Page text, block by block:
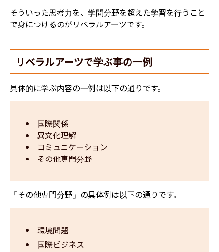
そういった思考力を、学問分野を超えた学習を行うこと
で身につけるのがリベラルアーツです。
リベラルアーツで学ぶ事の一例
具体的に学ぶ内容の一例は以下の通りです。
国際関係
異文化理解
コミュニケーション
その他専門分野
「その他専門分野」の具体例は以下の通りです。
環境問題
国際ビジネス